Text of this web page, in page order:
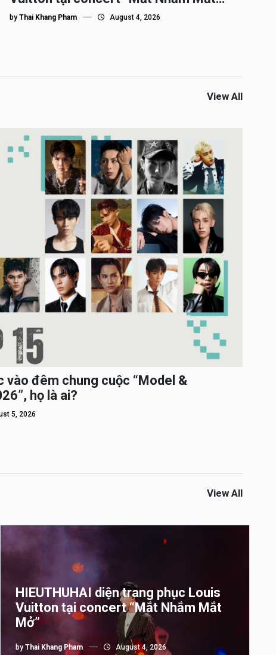
Mở”
byThai Khang Pham August 4, 2026
View All
vào đêm chung cuộc “Model &
họ là ai?
5, 2026
View All
HIEUTHUHAI diện trang phục Louis
Vuitton tại concert “Mắt Nhắm Mắt
Mở”
byThai Khang Pham August 4, 2026